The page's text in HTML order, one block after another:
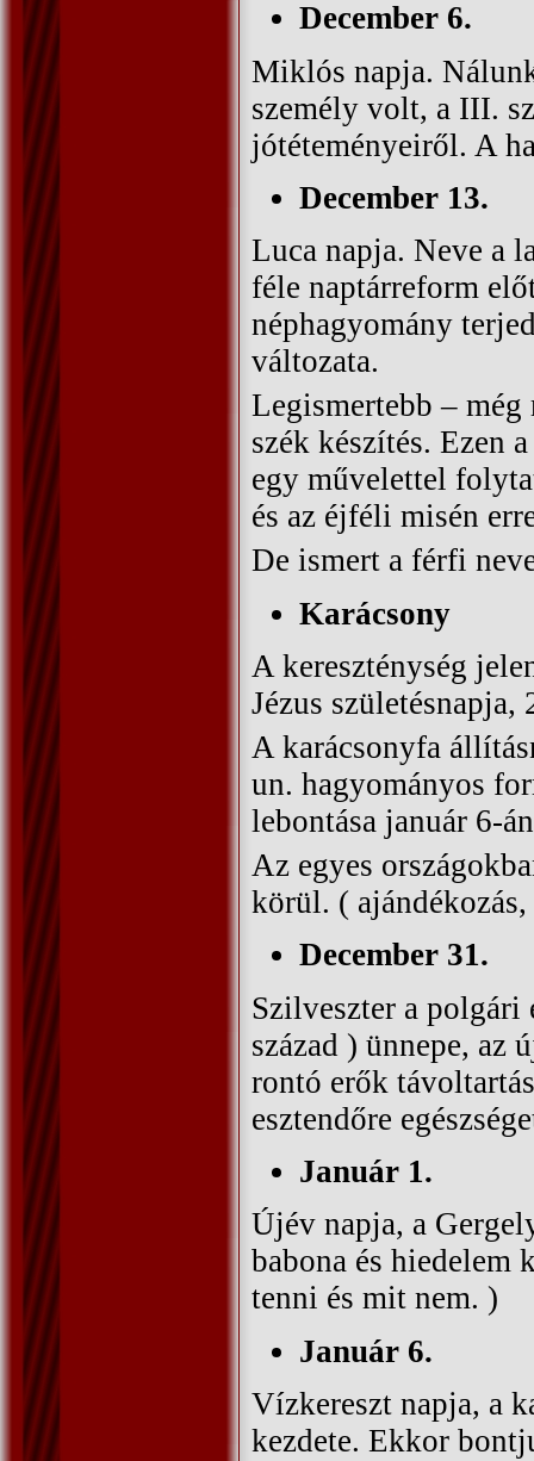
December 6.
Miklós napja.
személy volt, a III.
jótéteményeiről. A
December 13.
Luca napja. Neve a
féle naptárreform
néphagyomány
változata.
Legismertebb – még
szék készítés. Ezen
egy művelettel
és az éjféli misén
De ismert a férfi
Karácsony
A kereszténység
Jézus
A karácsonyfa
un. hagyományos
lebontása január 6-
Az egyes
körül. (
December 31.
Szilveszter a polgári
század ) ünnepe, az
rontó erők
esztendőre
Január 1.
Újév napja, a
babona és hiedelem
tenni és mit nem. )
Január 6.
Vízkereszt napja, a
kezdete. Ekkor